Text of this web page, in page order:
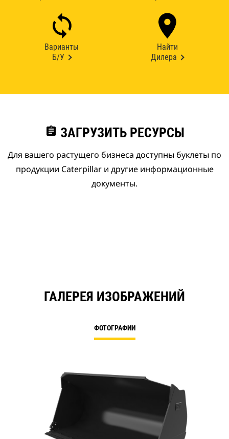
Варианты
Б/У
Найти
Дилера
assignment ЗАГРУЗИТЬ РЕСУРСЫ
Для вашего растущего бизнеса доступны буклеты по
продукции Caterpillar и другие информационные
документы.
ГАЛЕРЕЯ ИЗОБРАЖЕНИЙ
ФОТОГРАФИИ